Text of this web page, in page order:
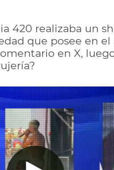
420 realizaba un
que posee en
en X,